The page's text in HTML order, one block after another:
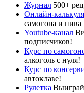
Журнал 500+
Онлайн-
самогона и пива
Youtube-канал
подписчиков!
Курс по
алкоголь с нуля!
Курс по
автоклаве!
Рулетка